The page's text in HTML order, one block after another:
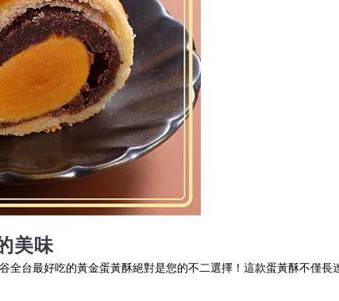
美味
台最好吃的黃金蛋黃酥絕對是您的不二選擇！這款蛋黃酥不僅長